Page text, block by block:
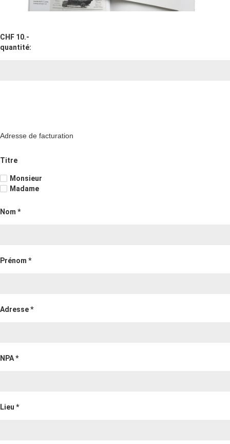
CHF 10.-
quantité:
Adresse de facturation
Titre
Monsieur
Madame
Nom *
Prénom *
Adresse *
NPA *
Lieu *